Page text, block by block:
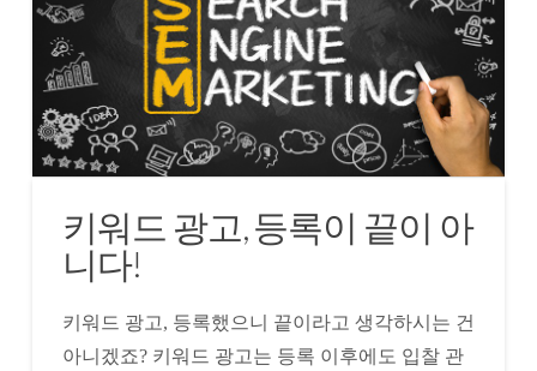
키워드 광고, 등록이 끝이 아
니다!
키워드 광고, 등록했으니 끝이라고 생각하시는 건
아니겠죠? 키워드 광고는 등록 이후에도 입찰 관